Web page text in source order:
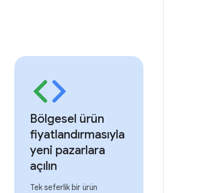
Bölgesel ürün
fiyatlandırmasıyla
yeni pazarlara
açılın
Tek seferlik bir ürün